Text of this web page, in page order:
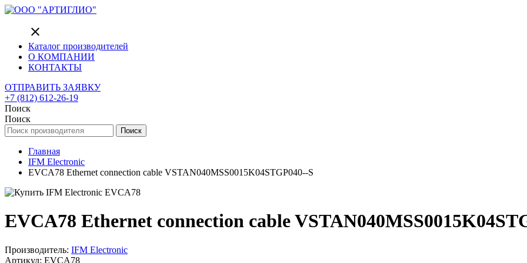
close
Каталог производителей
О КОМПАНИИ
КОНТАКТЫ
ОТПРАВИТЬ ЗАЯВКУ
+7 (812) 612-26-19
Поиск
Поиск
Поиск
Главная
IFM Electronic
EVCA78 Ethernet connection cable VSTAN040MSS0015K04STGP040--S
EVCA78 Ethernet connection cable
Производитель: IFM Electronic
Артикул: EVCA78